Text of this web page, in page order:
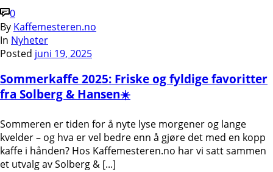
0
By Kaffemesteren.no
In Nyheter
Posted juni 19, 2025
Sommerkaffe 2025: Friske og fyldige favoritter
fra Solberg & Hansen☀️
Sommeren er tiden for å nyte lyse morgener og lange
kvelder – og hva er vel bedre enn å gjøre det med en kopp
kaffe i hånden? Hos Kaffemesteren.no har vi satt sammen
et utvalg av Solberg & [...]